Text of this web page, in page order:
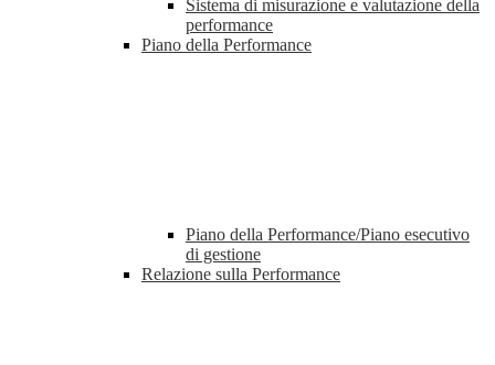
Sistema di misurazione e valutazione della
performance
Piano della Performance
Piano della Performance/Piano esecutivo
di gestione
Relazione sulla Performance